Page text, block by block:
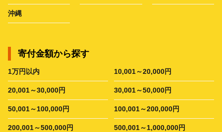
沖縄
寄付金額から探す
1万円以内 10,001～20,000円
20,001～30,000円 30,001～50,000円
50,001～100,000円 100,001～200,000円
200,001～500,000円 500,001～1,000,000円